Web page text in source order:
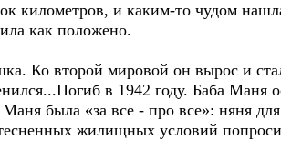
километров, и каким-то чудом
как положено.
Ко второй мировой он вырос и
в 1942 году. Баба Маня
была «за все - про все»: няня
жилищных условий